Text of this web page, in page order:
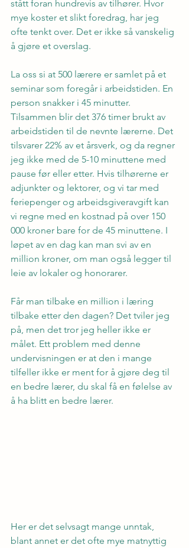
stått foran hundrevis av tilhører. Hvor
mye koster et slikt foredrag, har jeg
ofte tenkt over. Det er ikke så vanskelig
å gjøre et overslag.
La oss si at 500 lærere er samlet på et
seminar som foregår i arbeidstiden. En
person snakker i 45 minutter.
Tilsammen blir det 376 timer brukt av
arbeidstiden til de nevnte lærerne. Det
tilsvarer 22% av et årsverk, og da regner
jeg ikke med de 5-10 minuttene med
pause før eller etter. Hvis tilhørerne er
adjunkter og lektorer, og vi tar med
feriepenger og arbeidsgiveravgift kan
vi regne med en kostnad på over 150
000 kroner bare for de 45 minuttene. I
løpet av en dag kan man svi av en
million kroner, om man også legger til
leie av lokaler og honorarer.
Får man tilbake en million i læring
tilbake etter den dagen? Det tviler jeg
på, men det tror jeg heller ikke er
målet. Ett problem med denne
undervisningen er at den i mange
tilfeller ikke er ment for å gjøre deg til
en bedre lærer, du skal få en følelse av
å ha blitt en bedre lærer.
Her er det selvsagt mange unntak,
blant annet er det ofte mye matnyttig